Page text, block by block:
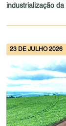
industrialização
23 DE JULHO 2026